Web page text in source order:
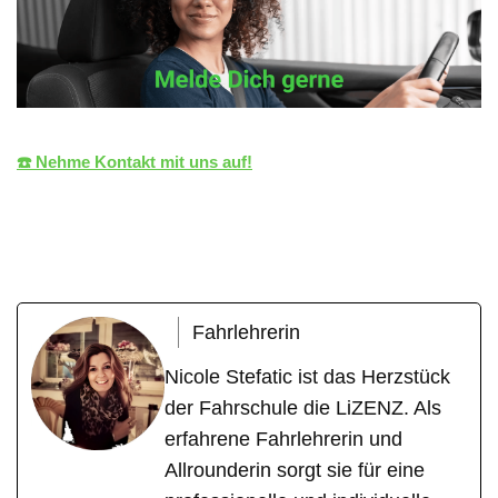
☎️ Nehme Kontakt mit uns auf!
Fahrlehrerin
Nicole Stefatic ist das Herzstück
der Fahrschule die LiZENZ. Als
erfahrene Fahrlehrerin und
Allrounderin sorgt sie für eine